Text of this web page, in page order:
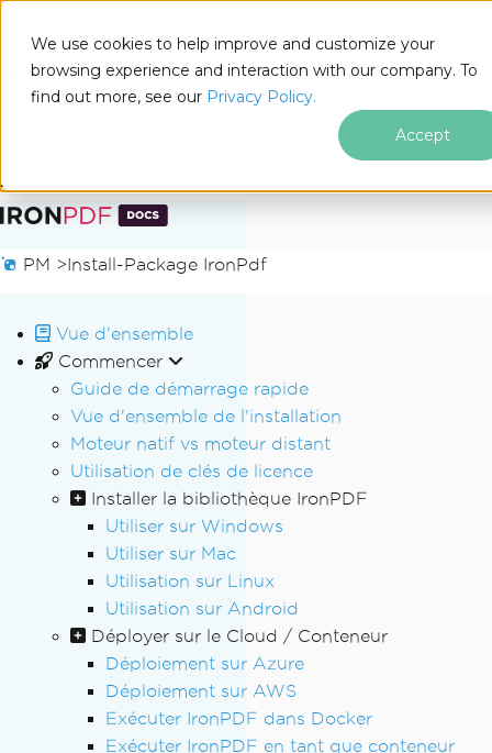
We use cookies to help improve and customize your
browsing experience and interaction with our company. To
find out more, see our Privacy Policy.
Accept
Passer au contenu du pied de page
Docs
Sur cette page
PM >Install-Package IronPdf
Vue d'ensemble
Commencer
Guide de démarrage rapide
Vue d'ensemble de l'installation
Moteur natif vs moteur distant
Utilisation de clés de licence
Installer la bibliothèque IronPDF
Utiliser sur Windows
Utiliser sur Mac
Utilisation sur Linux
Utilisation sur Android
Déployer sur le Cloud / Conteneur
Déploiement sur Azure
Déploiement sur AWS
Exécuter IronPDF dans Docker
Exécuter IronPDF en tant que conteneur